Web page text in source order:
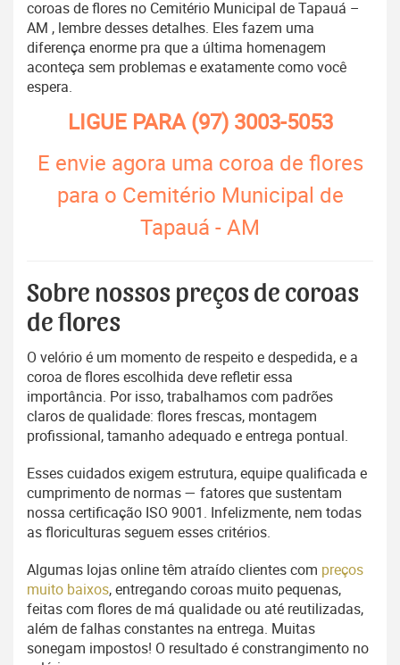
coroas de flores no Cemitério Municipal de Tapauá –
AM , lembre desses detalhes. Eles fazem uma
diferença enorme pra que a última homenagem
aconteça sem problemas e exatamente como você
espera.
LIGUE PARA(97) 3003-5053
E envie agora uma coroa de flores
para o Cemitério Municipal de
Tapauá - AM
Sobre nossos preços de coroas
de flores
O velório é um momento de respeito e despedida, e a
coroa de flores escolhida deve refletir essa
importância. Por isso, trabalhamos com padrões
claros de qualidade: flores frescas, montagem
profissional, tamanho adequado e entrega pontual.
Esses cuidados exigem estrutura, equipe qualificada e
cumprimento de normas — fatores que sustentam
nossa certificação ISO 9001. Infelizmente, nem todas
as floriculturas seguem esses critérios.
Algumas lojas online têm atraído clientes com preços
muito baixos, entregando coroas muito pequenas,
feitas com flores de má qualidade ou até reutilizadas,
além de falhas constantes na entrega. Muitas
sonegam impostos! O resultado é constrangimento no